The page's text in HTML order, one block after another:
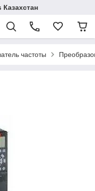
частоты